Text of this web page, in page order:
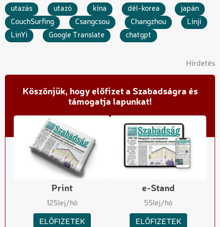
Hirdetés
utazás utazó kína dél-korea
japán
CouchSurfing
Csangcsou Changzhou
Linji
LinYi
Google Translate chatgpt
Köszönjük, hogy előfizet a Szabadságra és
támogatja lapunkat!
Print
125lej/hó
ELŐFIZETEK
e-Stand
55lej/hó
ELŐFIZETEK